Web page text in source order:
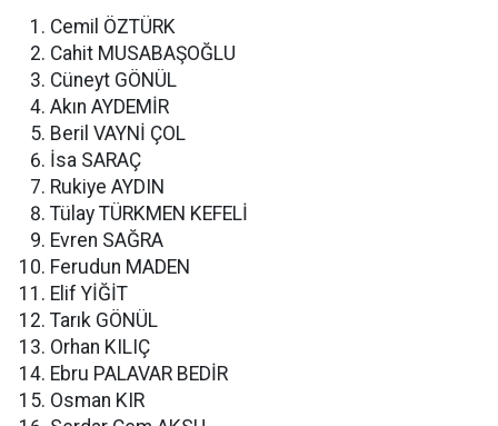
Cemil ÖZTÜRK
Cahit MUSABAŞOĞLU
Cüneyt GÖNÜL
Akın AYDEMİR
Beril VAYNİ ÇOL
İsa SARAÇ
Rukiye AYDIN
Tülay TÜRKMEN KEFELİ
Evren SAĞRA
Ferudun MADEN
Elif YİĞİT
Tarık GÖNÜL
Orhan KILIÇ
Ebru PALAVAR BEDİR
Osman KIR